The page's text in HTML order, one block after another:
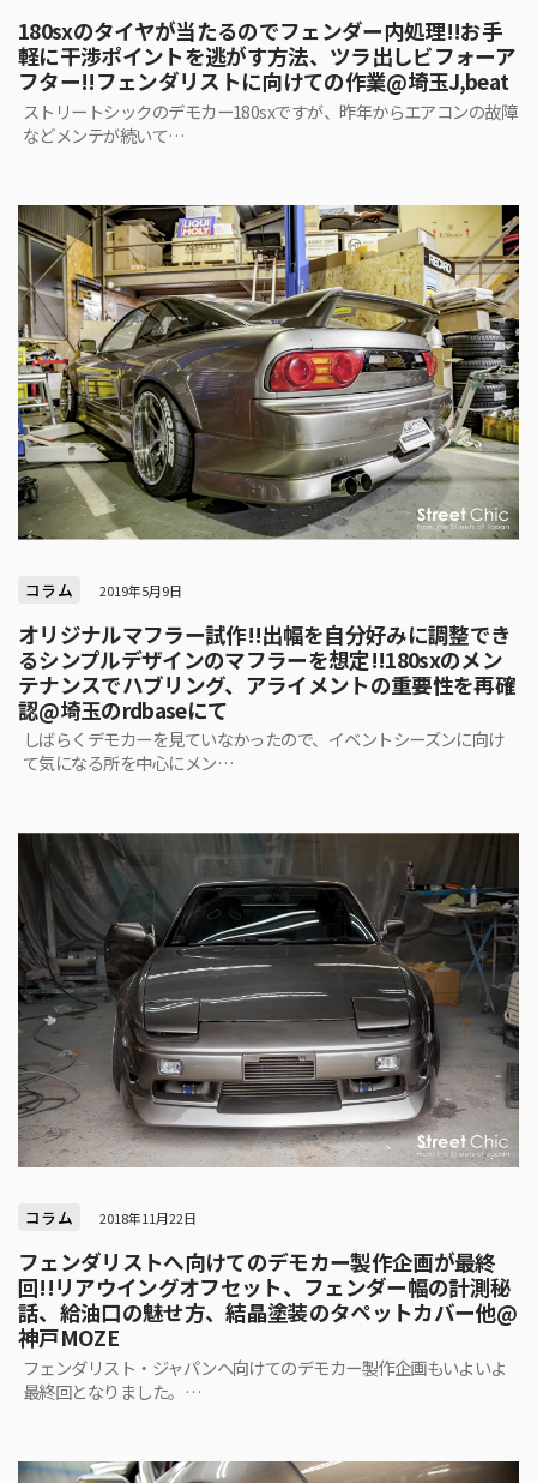
180sxのタイヤが当たるのでフェンダー内処理!!お手
軽に干渉ポイントを逃がす方法、ツラ出しビフォーア
フター!!フェンダリストに向けての作業@埼玉J,beat
ストリートシックのデモカー180sxですが、昨年からエアコンの故障
などメンテが続いて…
コラム 2019年5月9日
オリジナルマフラー試作!!出幅を自分好みに調整でき
るシンプルデザインのマフラーを想定!!180sxのメン
テナンスでハブリング、アライメントの重要性を再確
認@埼玉のrdbaseにて
しばらくデモカーを見ていなかったので、イベントシーズンに向け
て気になる所を中心にメン…
コラム 2018年11月22日
フェンダリストへ向けてのデモカー製作企画が最終
回!!リアウイングオフセット、フェンダー幅の計測秘
話、給油口の魅せ方、結晶塗装のタペットカバー他@
神戸MOZE
フェンダリスト・ジャパンへ向けてのデモカー製作企画もいよいよ
最終回となりました。…